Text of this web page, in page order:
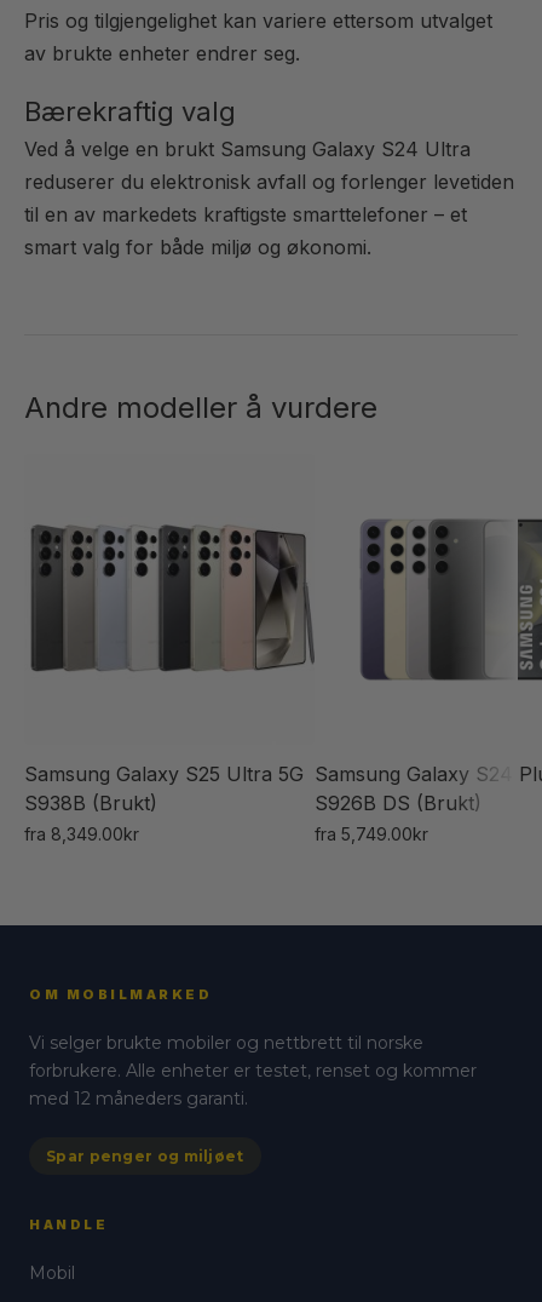
Pris og tilgjengelighet kan variere ettersom utvalget
av brukte enheter endrer seg.
Bærekraftig valg
Ved å velge en brukt Samsung Galaxy S24 Ultra
reduserer du elektronisk avfall og forlenger levetiden
til en av markedets kraftigste smarttelefoner – et
smart valg for både miljø og økonomi.
Andre modeller å vurdere
Samsung Galaxy S25 Ultra 5G
S938B (Brukt)
fra 8,349.00kr
har
varianter.
kan
velges
produktsiden
Samsung Galaxy S24
S926B DS (Brukt)
fra 5,749.00kr
har
OM MOBILMARKED
Vi selger brukte mobiler og nettbrett til norske
forbrukere. Alle enheter er testet, renset og kommer
med 12 måneders garanti.
Spar penger og miljøet
HANDLE
Mobil